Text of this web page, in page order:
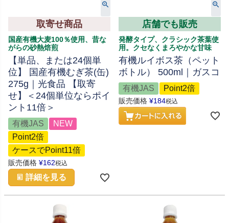
取寄せ商品
国産有機大麦100％使用、昔な
がらの砂熱焙煎
【単品、または24個単
位】 国産有機むぎ茶(缶)
275g｜光食品 【取寄
せ】＜24個単位ならポイ
ント11倍＞
有機JAS
NEW
Point2倍
ケースでPoint11倍
販売価格 ¥162税込
詳細を見る
店舗でも販売
発酵タイプ、クラシック茶葉使
用。クセなくまろやかな甘味
有機ルイボス茶（ペット
ボトル） 500ml｜ガスコ
有機JAS Point2倍
販売価格 ¥184税込